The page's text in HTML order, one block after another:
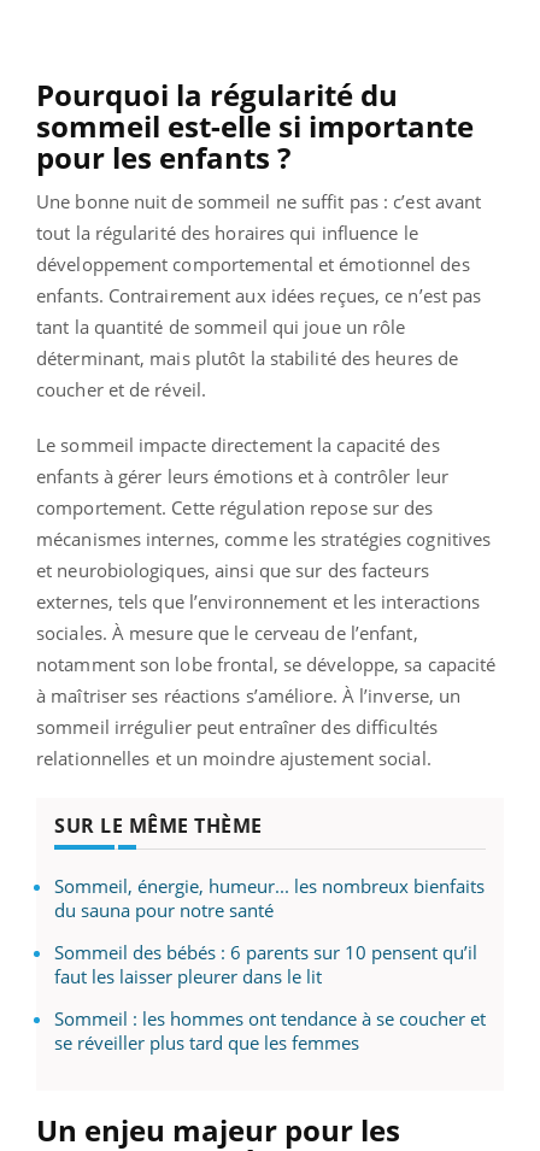
Pourquoi la régularité du
sommeil est-elle si importante
pour les enfants ?
Une bonne nuit de sommeil ne suffit pas : c’est avant
tout la régularité des horaires qui influence le
développement comportemental et émotionnel des
enfants. Contrairement aux idées reçues, ce n’est pas
tant la quantité de sommeil qui joue un rôle
déterminant, mais plutôt la stabilité des heures de
coucher et de réveil.
Le sommeil impacte directement la capacité des
enfants à gérer leurs émotions et à contrôler leur
comportement. Cette régulation repose sur des
mécanismes internes, comme les stratégies cognitives
et neurobiologiques, ainsi que sur des facteurs
externes, tels que l’environnement et les interactions
sociales. À mesure que le cerveau de l’enfant,
notamment son lobe frontal, se développe, sa capacité
à maîtriser ses réactions s’améliore. À l’inverse, un
sommeil irrégulier peut entraîner des difficultés
relationnelles et un moindre ajustement social.
SUR LE MÊME THÈME
Sommeil, énergie, humeur... les nombreux bienfaits
du sauna pour notre santé
Sommeil des bébés : 6 parents sur 10 pensent qu’il
faut les laisser pleurer dans le lit
Sommeil : les hommes ont tendance à se coucher et
se réveiller plus tard que les femmes
Un enjeu majeur pour les